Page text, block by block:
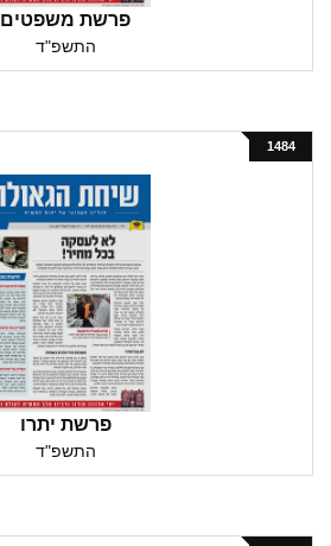
פרשת משפטים
התשפ"ד
1484
פרשת יתרו
התשפ"ד